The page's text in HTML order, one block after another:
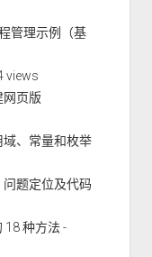
管理示例（基
views
网页版
、常量和枚举
题定位及代码
18 种方法-